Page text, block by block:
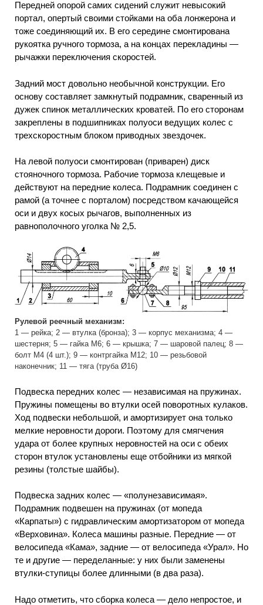
Передней опорой самих сидений служит невысокий
портал, опертый своими стойками на оба лонжерона и
тоже соединяющий их. В его середине смонтирована
рукоятка ручного тормоза, а на концах перекладины —
рычажки переключения скоростей.
Задний мост довольно необычной конструкции. Его
основу составляет замкнутый подрамник, сваренный из
дужек спинок металлических кроватей. По его сторонам
закреплены в подшипниках полуоси ведущих колес с
трехскоростным блоком приводных звездочек.
На левой полуоси смонтирован (приварен) диск
стояночного тормоза. Рабочие тормоза клещевые и
действуют на передние колеса. Подрамник соединен с
рамой (а точнее с порталом) посредством качающейся
оси и двух косых рычагов, выполненных из
равнополочного уголка № 2,5.
Рулевой реечный механизм:
1 — рейка; 2 — втулка (бронза); 3 — корпус механизма; 4 —
шестерня; 5 — гайка М6; 6 — крышка; 7 — шаровой палец; 8 —
болт М4 (4 шт.); 9 — контргайка M12; 10 — резьбовой
наконечник; 11 — тяга (труба Ø16)
Подвеска передних колес — независимая на пружинах.
Пружины помещены во втулки осей поворотных кулаков.
Ход подвески небольшой, и амортизирует она только
мелкие неровности дороги. Поэтому для смягчения
удара от более крупных неровностей на оси с обеих
сторон втулок установлены еще отбойники из мягкой
резины (толстые шайбы).
Подвеска задних колес — «полунезависимая».
Подрамник подвешен на пружинах (от мопеда
«Карпаты») с гидравлическим амортизатором от мопеда
«Верховина». Колеса машины разные. Передние — от
велосипеда «Кама», задние — от велосипеда «Урал». Но
те и другие — переделанные: у них были заменены
втулки-ступицы более длинными (в два раза).
Надо отметить, что сборка колеса — дело непростое, и